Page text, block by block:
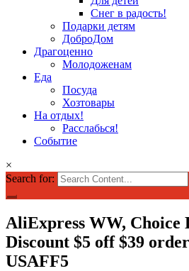
Снег в радость!
Подарки детям
ДоброДом
Драгоценно
Молодоженам
Еда
Посуда
Хозтовары
На отдых!
Расслабься!
Событие
×
Search for:
AliExpress WW, Choice
Discount $5 off $39
USAFF5